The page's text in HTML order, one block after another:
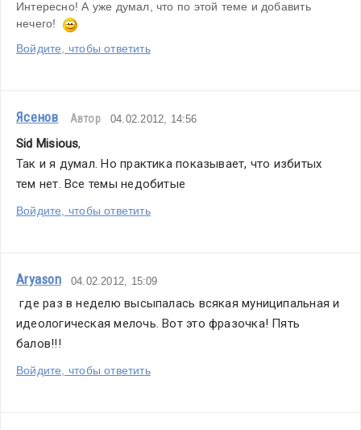
Интересно! А уже думал, что по этой теме и добавить
нечего!
Войдите, чтобы ответить
Ясенов Автор 04.02.2012, 14:56
Sid Misious,
Так и я думал. Но практика показывает, что избитых
тем нет. Все темы недобитые
Войдите, чтобы ответить
Aryason 04.02.2012, 15:09
где раз в неделю высыпалась всякая муниципальная и
идеологическая мелочь. Вот это фразочка! Пять
балов!!!
Войдите, чтобы ответить